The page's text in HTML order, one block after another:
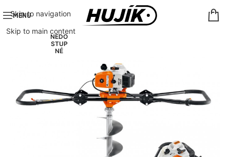
Skip to navigation
Skip to main content
MENU
NEDO
STUP
NÉ